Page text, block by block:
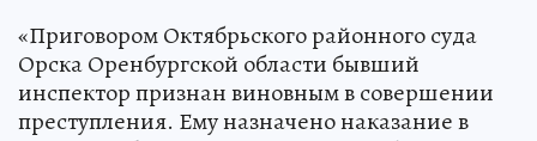
«Приговором Октябрьского районного суда
Орска Оренбургской области бывший
инспектор признан виновным в совершении
преступления. Ему назначено наказание в